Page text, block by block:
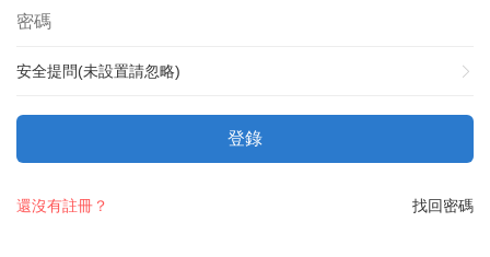
安全提問(未設置請忽略)
登錄
找回密碼
還沒有註冊？